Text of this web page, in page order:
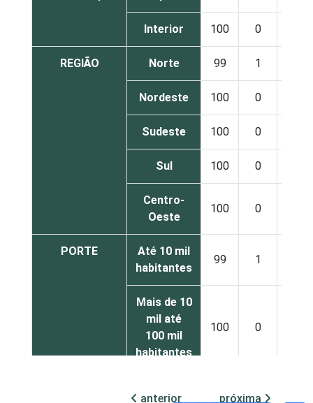
Interior 100 0
REGIÃO Norte 99 1
Nordeste 100 0
Sudeste 100 0
Sul 100 0
Centro-
Oeste
100 0
PORTE
Até 10 mil
habitantes
99 1
Mais de 10
mil até
100 mil
habitantes
100 0
anterior próxima